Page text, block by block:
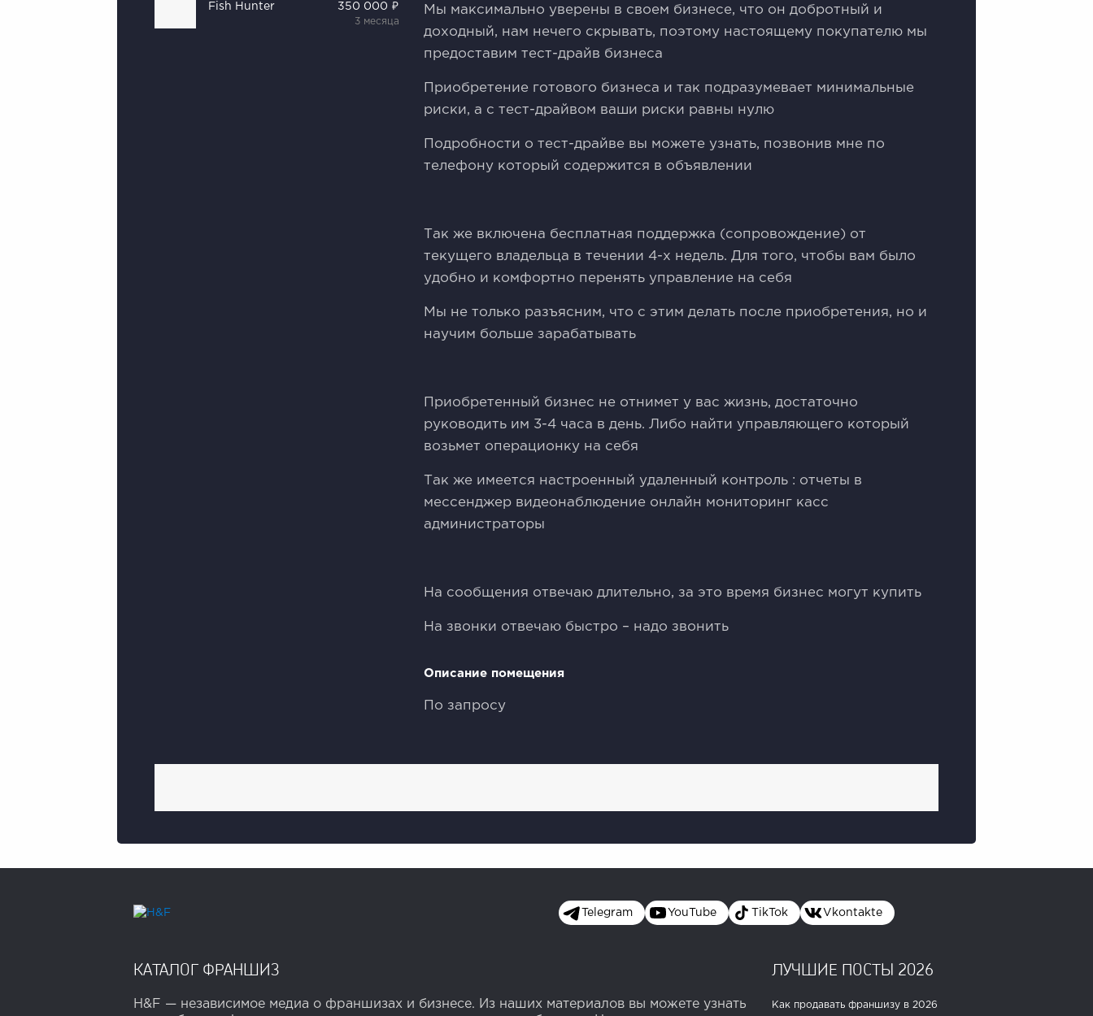
Fish Hunter 350 000 ₽
3 месяца
Мы максимально уверены в своем бизнесе, что он добротный и
доходный, нам нечего скрывать, поэтому настоящему покупателю мы
предоставим тест-драйв бизнеса
Приобретение готового бизнеса и так подразумевает минимальные
риски, а с тест-драйвом ваши риски равны нулю
Подробности о тест-драйве вы можете узнать, позвонив мне по
телефону который содержится в объявлении
Так же включена бесплатная поддержка (сопровождение) от
текущего владельца в течении 4-х недель. Для того, чтобы вам было
удобно и комфортно перенять управление на себя
Мы не только разъясним, что с этим делать после приобретения, но и
научим больше зарабатывать
Приобретенный бизнес не отнимет у вас жизнь, достаточно
руководить им 3-4 часа в день. Либо найти управляющего который
возьмет операционку на себя
Так же имеется настроенный удаленный контроль : отчеты в
мессенджер видеонаблюдение онлайн мониторинг касс
администраторы
На сообщения отвечаю длительно, за это время бизнес могут купить
На звонки отвечаю быстро – надо звонить
Описание помещения
По запросу
Telegram YouTube TikTok Vkontakte
КАТАЛОГ ФРАНШИЗ
H&F — независимое медиа о франшизах и бизнесе. Из наших материалов вы можете узнать
ЛУЧШИЕ ПОСТЫ 2026
Как продавать франшизу в 2026